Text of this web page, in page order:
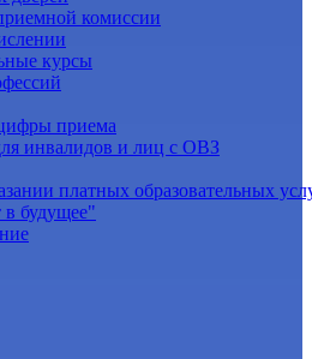
комиссии
курсы
приема
инвалидов и лиц с ОВЗ
платных образовательных
будущее"